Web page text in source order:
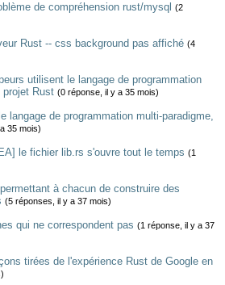
de compréhension rust/mysql (2
Rust -- css background pas affiché (4
utilisent le langage de programmation
projet Rust (0 réponse, il y a 35 mois)
langage de programmation multi-paradigme,
35 mois)
le fichier lib.rs s'ouvre tout le temps (1
à chacun de construire des
(5 réponses, il y a 37 mois)
qui ne correspondent pas (1 réponse, il y a 37
tirées de l'expérience Rust de Google en